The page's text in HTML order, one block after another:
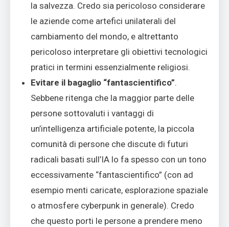
la salvezza. Credo sia pericoloso considerare
le aziende come artefici unilaterali del
cambiamento del mondo, e altrettanto
pericoloso interpretare gli obiettivi tecnologici
pratici in termini essenzialmente religiosi.
Evitare il bagaglio “fantascientifico”.
Sebbene ritenga che la maggior parte delle
persone sottovaluti i vantaggi di
un’intelligenza artificiale potente, la piccola
comunità di persone che discute di futuri
radicali basati sull’IA lo fa spesso con un tono
eccessivamente “fantascientifico” (con ad
esempio menti caricate, esplorazione spaziale
o atmosfere cyberpunk in generale). Credo
che questo porti le persone a prendere meno